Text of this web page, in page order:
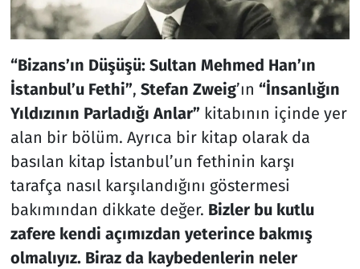
“Bizans’ın Düşüşü: Sultan Mehmed Han’ın
İstanbul’u Fethi”, Stefan Zweig’ın “İnsanlığın
Yıldızının Parladığı Anlar”kitabının içinde yer
alan bir bölüm. Ayrıca bir kitap olarak da
basılan kitap İstanbul’un fethinin karşı
tarafça nasıl karşılandığını göstermesi
bakımından dikkate değer. Bizler bu kutlu
zafere kendi açımızdan yeterince bakmış
olmalıyız. Biraz da kaybedenlerin neler
Televizyon